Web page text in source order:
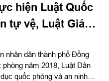
hiện Luật Quốc
tự vệ, Luật Giáo
ninh
nhân dân thành phố Đồng
năm 2018, Luật Dân
quốc phòng và an ninh